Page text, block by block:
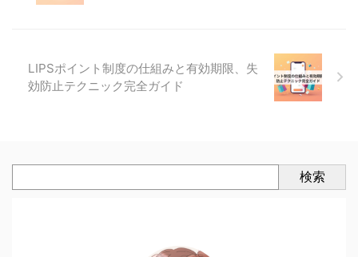
LIPSポイント制度の仕組みと有効期限、失
効防止テクニック完全ガイド
検索